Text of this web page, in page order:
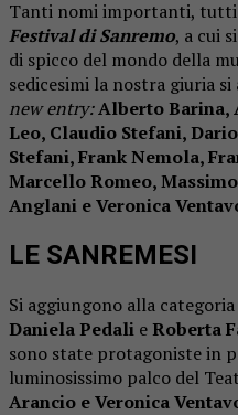
Tanti nomi importanti, tutti
Festival di Sanremo, a cui
di spicco del mondo della
sedicesimi la nostra giuria
new entry:Alberto Barina,
Leo, Claudio Stefani,
Stefani,Frank Nemola,
Marcello Romeo,
Anglani eVeronica
LE SANREMESI
Si aggiungono alla
Daniela Pedali e Roberta
sono state protagoniste in
luminosissimo palco del
Arancio eVeronica